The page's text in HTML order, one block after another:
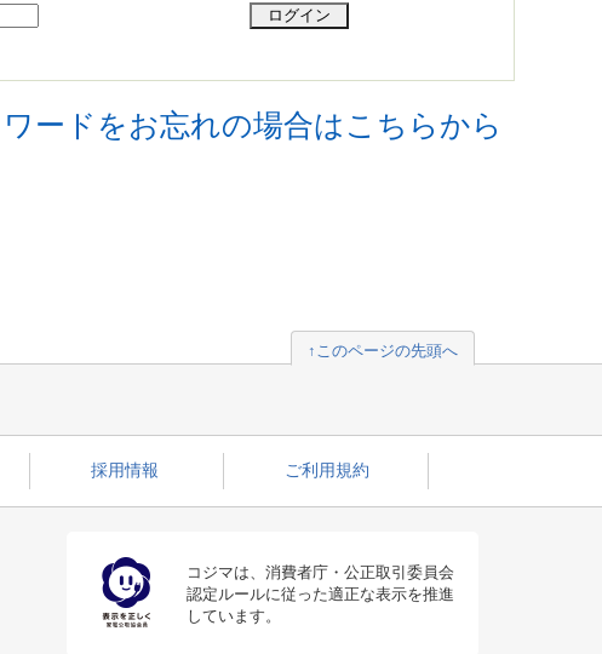
ードをお忘れの場合はこちらから
↑このページの先頭へ
採用情報 ご利用規約
コジマは、消費者庁・公正取引委員会
認定ルールに従った適正な表示を推進
しています。